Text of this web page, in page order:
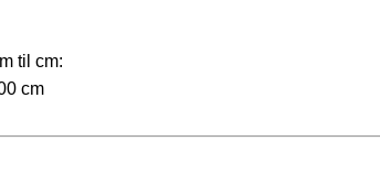
til cm:
cm